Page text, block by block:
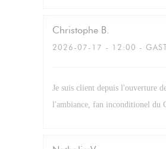
Christophe B
2026-07-17 - 12:00 -
Je suis client depuis l'ouverture
l'ambiance, fan inconditionel du